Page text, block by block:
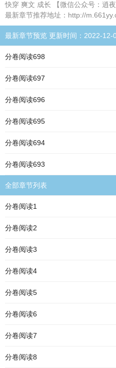
快穿 爽文 成长 【微信公众号：逍夜
最新章节推荐地址：http://
最新章节预览 更新时间：2022-12-
分卷阅读698
分卷阅读697
分卷阅读696
分卷阅读695
分卷阅读694
分卷阅读693
全部章节列表
分卷阅读1
分卷阅读2
分卷阅读3
分卷阅读4
分卷阅读5
分卷阅读6
分卷阅读7
分卷阅读8